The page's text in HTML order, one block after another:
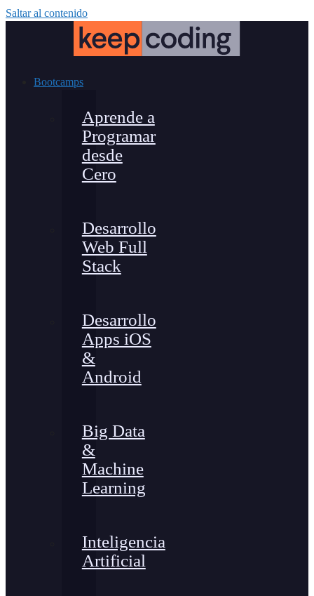
Saltar al contenido
Bootcamps
Aprende a
Programar
desde
Cero
Desarrollo
Web Full
Stack
Desarrollo
Apps iOS
&
Android
Big Data
&
Machine
Learning
Inteligencia
Artificial